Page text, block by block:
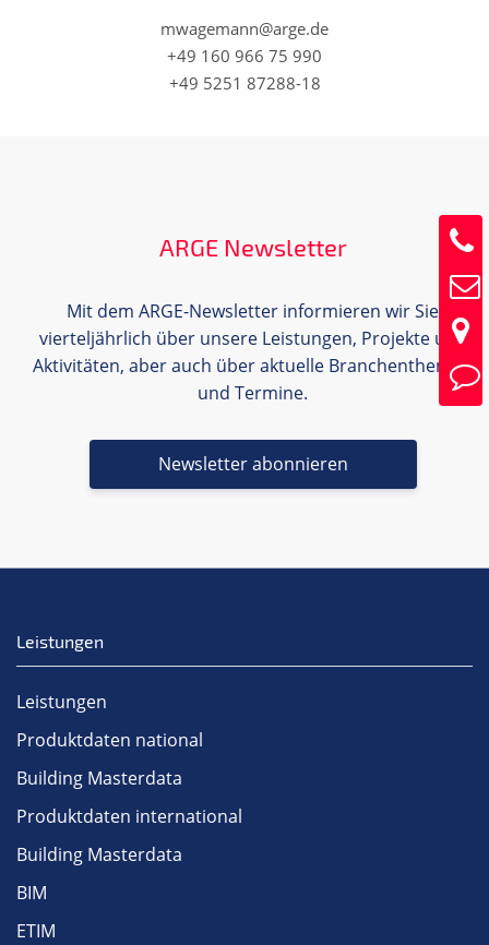
mwagemann@arge.de
+49 160 966 75 990
+49 5251 87288-18
ARGE Newsletter
Mit dem ARGE-Newsletter informieren wir Sie
vierteljährlich über unsere Leistungen, Projekte und
Aktivitäten, aber auch über aktuelle Branchenthemen
und Termine.
Newsletter abonnieren
Leistungen
Leistungen
Produktdaten national
Building Masterdata
Produktdaten international
Building Masterdata
BIM
ETIM